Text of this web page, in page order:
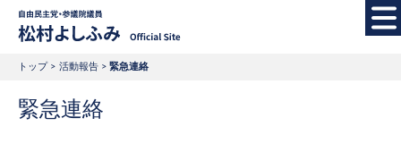
自由民主党・参議
トップ 活動報告 緊急連絡
緊急連絡